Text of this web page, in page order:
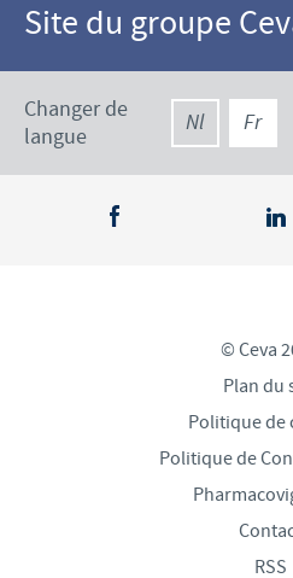
Site du groupe
Changer de
langue
Nl Fr
© Ceva
Plan du
Politique de
Politique de
RSS